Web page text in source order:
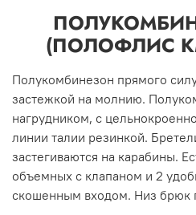
(ПОЛОФЛИС
Полукомбинезон прямого
застежкой на молнию.
нагрудником, с
линии талии резинкой.
застегиваются на карабины.
объемных с клапаном и 2
скошенным входом. Низ брюк